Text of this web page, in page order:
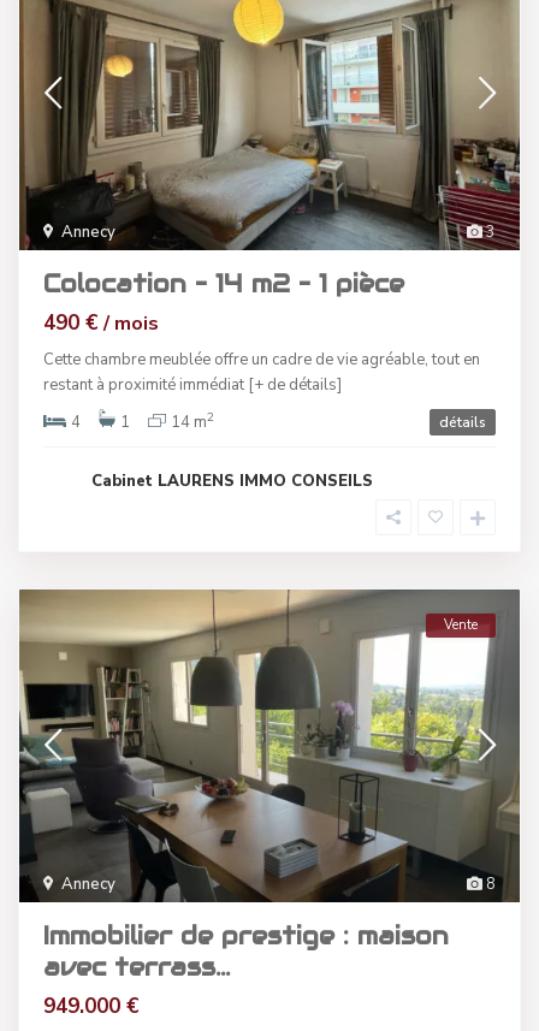
3
Annecy
Colocation – 14 m2 – 1 pièce
490 €/ mois
Cette chambre meublée offre un cadre de vie agréable, tout en
restant à proximité immédiat [+ de détails]
4
1 14 m2 détails
Cabinet LAURENS IMMO CONSEILS
8
Annecy
Vente
Immobilier de prestige : maison
avec terrass...
949.000 €